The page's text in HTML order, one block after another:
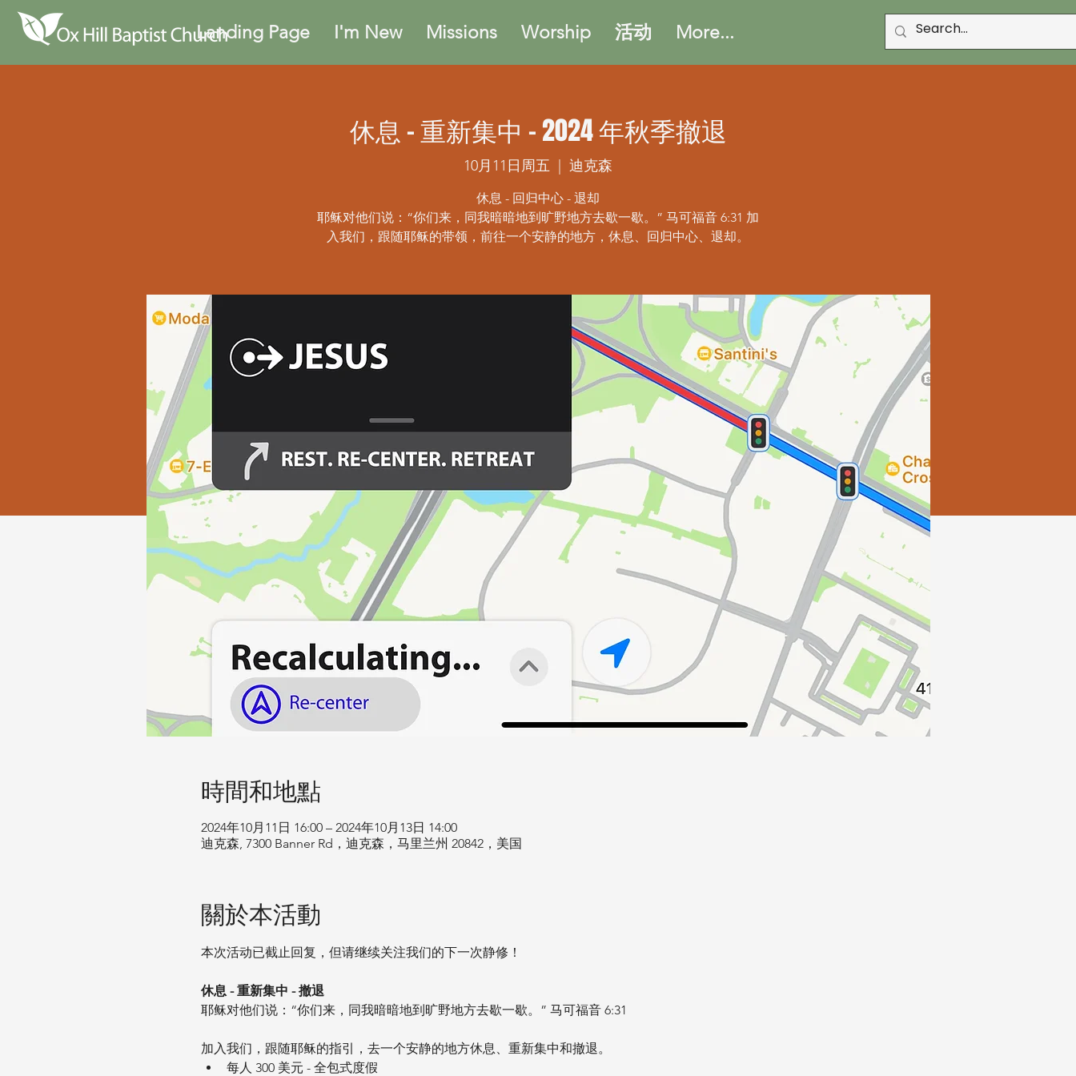
Landing Page I'm New Missions Worship 活动 More...
休息 - 重新集中 - 2024 年秋季撤退
10月11日周五 迪克森
休息 - 回归中心 - 退却
耶稣对他们说：“你们来，同我暗暗地到旷野地方去歇一歇。” 马可福音 6:31 加
入我们，跟随耶稣的带领，前往一个安静的地方，休息、回归中心、退却。
時間和地點
2024年10月11日 16:00 – 2024年10月13日 14:00
迪克森, 7300 Banner Rd，迪克森，马里兰州 20842，美国
關於本活動
本次活动已截止回复，但请继续关注我们的下一次静修！
休息 - 重新集中 - 撤退
耶稣对他们说：“你们来，同我暗暗地到旷野地方去歇一歇。” 马可福音 6:31
加入我们，跟随耶稣的指引，去一个安静的地方休息、重新集中和撤退。
每人 300 美元 - 全包式度假